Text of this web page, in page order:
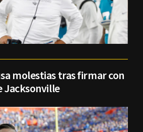
molestias tras firmar con
Jacksonville